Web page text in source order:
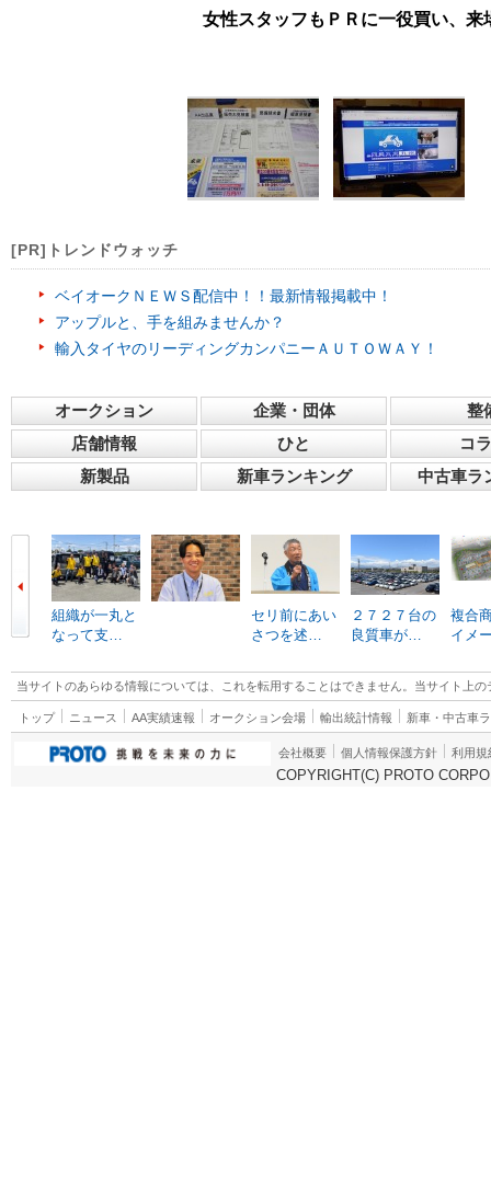
女性スタッフもＰＲに一役買い、来
[PR]トレンドウォッチ
ベイオークＮＥＷＳ配信中！！最新情報掲載中！
アップルと、手を組みませんか？
輸入タイヤのリーディングカンパニーＡＵＴＯＷＡＹ！
オークション 企業・団体
整
店舗情報
ひと
コ
新製品
新車ランキング 中古車ラ
組織が一丸と
なって支…
セリ前にあい
さつを述…
２７２７台の
良質車が…
複合
イメ
当サイトのあらゆる情報については、これを転用することはできません。当サイト上
トップ ニュース AA実績速報 オークション会場 輸出統計情報 新車・中古車
会社概要 個人情報保護方針 利用規
COPYRIGHT(C) PROTO